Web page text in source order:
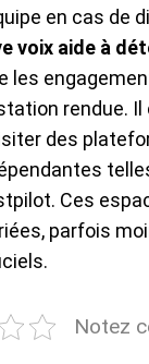
en cas de
voix aide à
les
rendue. Il
des
Ces
parfois
Notez